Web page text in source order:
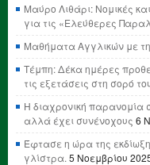
Μαύρο Λιθάρι: Νομικές
για τις «Ελεύθερες
Μαθήματα Αγγλικών με
Τέμπη: Δέκα ημέρες
τις εξετάσεις στη σορό
Η διαχρονική παρανομία
αλλά έχει συνένοχους 6
Έφτασε η ώρα της
γλίστρα. 5 Νοεμβρίου